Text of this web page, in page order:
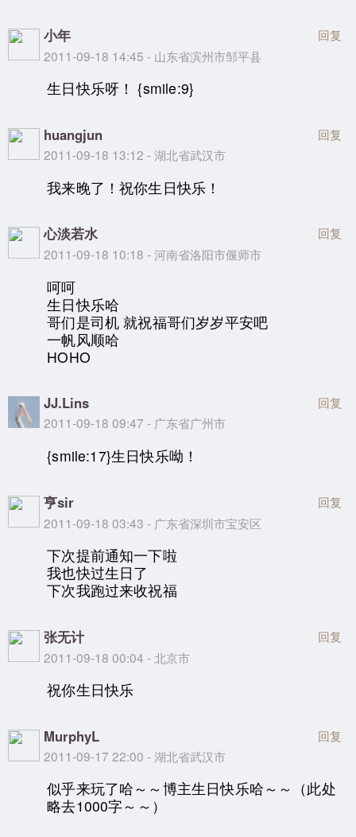
小年
2011-09-18 14:45 - 山东省滨州市邹平县
回复
生日快乐呀！ {smile:9}
huangjun
2011-09-18 13:12 - 湖北省武汉市
回复
我来晚了！祝你生日快乐！
心淡若水
2011-09-18 10:18 - 河南省洛阳市偃师市
回复
呵呵
生日快乐哈
哥们是司机 就祝福哥们岁岁平安吧
一帆风顺哈
HOHO
JJ.Lins
2011-09-18 09:47 - 广东省广州市
回复
{smile:17}生日快乐呦！
亨sir
2011-09-18 03:43 - 广东省深圳市宝安区
回复
下次提前通知一下啦
我也快过生日了
下次我跑过来收祝福
张无计
2011-09-18 00:04 - 北京市
回复
祝你生日快乐
MurphyL
2011-09-17 22:00 - 湖北省武汉市
回复
似乎来玩了哈～～博主生日快乐哈～～（此处
略去1000字～～）